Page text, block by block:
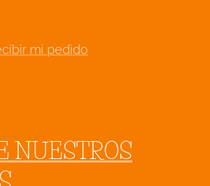
mi pedido
NUESTROS